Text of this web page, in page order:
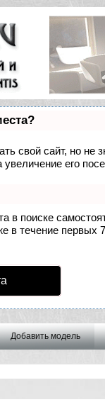
свой сайт, но не
его
в поиске
в течение первых
Добавить модель